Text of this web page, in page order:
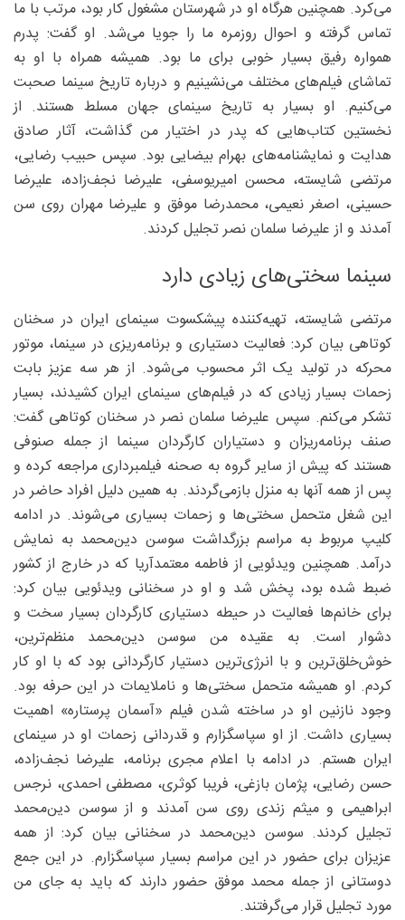
می‌کرد. همچنین هرگاه او در شهرستان مشغول کار بود، مرتب با ما
تماس گرفته و احوال روزمره ما را جویا می‌شد. او گفت: پدرم
همواره رفیق بسیار خوبی برای ما بود. همیشه همراه با او به
تماشای فیلم‌های مختلف می‌نشینیم و درباره تاریخ سینما صحبت
می‌کنیم. او بسیار به تاریخ سینمای جهان مسلط هستند. از
نخستین کتاب‌هایی که پدر در اختیار من گذاشت، آثار صادق
هدایت و نمایشنامه‌های بهرام بیضایی بود. سپس حبیب رضایی،
مرتضی شایسته، محسن امیریوسفی، علیرضا نجف‌زاده، علیرضا
حسینی، اصغر نعیمی، محمدرضا موفق و علیرضا مهران روی سن
آمدند و از علیرضا سلمان نصر تجلیل کردند.
سینما سختی‌های زیادی دارد
مرتضی شایسته، تهیه‌کننده پیشکسوت سینمای ایران در سخنان
کوتاهی بیان کرد: فعالیت دستیاری و برنامه‌ریزی در سینما، موتور
محرکه در تولید یک اثر محسوب می‌شود. از هر سه عزیز بابت
زحمات بسیار زیادی که در فیلم‌های سینمای ایران کشیدند، بسیار
تشکر می‌کنم. سپس علیرضا سلمان نصر در سخنان کوتاهی گفت:
صنف برنامه‌ریزان و دستیاران کارگردان سینما از جمله صنوفی
هستند که پیش از سایر گروه به صحنه فیلمبرداری مراجعه کرده و
پس از همه آنها به منزل بازمی‌گردند. به همین دلیل افراد حاضر در
این شغل متحمل سختی‌ها و زحمات بسیاری می‌شوند. در ادامه
کلیپ مربوط به مراسم بزرگداشت سوسن دین‌محمد به نمایش
درآمد. همچنین ویدئویی از فاطمه معتمدآریا که در خارج از کشور
ضبط شده بود، پخش شد و او در سخنانی ویدئویی بیان کرد:
برای خانم‌ها فعالیت در حیطه دستیاری کارگردان بسیار سخت و
دشوار است. به عقیده من سوسن دین‌محمد منظم‌ترین،
خوش‌خلق‌ترین و با انرژی‌ترین دستیار کارگردانی بود که با او کار
کردم. او همیشه متحمل سختی‌ها و ناملایمات در این حرفه بود.
وجود نازنین او در ساخته شدن فیلم «آسمان پرستاره» اهمیت
بسیاری داشت. از او سپاسگزارم و قدردانی زحمات او در سینمای
ایران هستم. در ادامه با اعلام مجری برنامه، علیرضا نجف‌زاده،
حسن رضایی، پژمان بازغی، فریبا کوثری، مصطفی احمدی، نرجس
ابراهیمی و میثم زندی روی سن آمدند و از سوسن دین‌محمد
تجلیل کردند. سوسن دین‌محمد در سخنانی بیان کرد: از همه
عزیزان برای حضور در این مراسم بسیار سپاسگزارم. در این جمع
دوستانی از جمله محمد موفق حضور دارند که باید به جای من
مورد تجلیل قرار می‌گرفتند.